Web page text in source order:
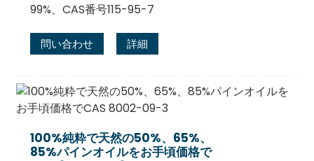
99%、CAS番号115-95-7
問い合わせ 詳細
100%純粋で天然の50%、65%、
85%パインオイルをお手頃価格で